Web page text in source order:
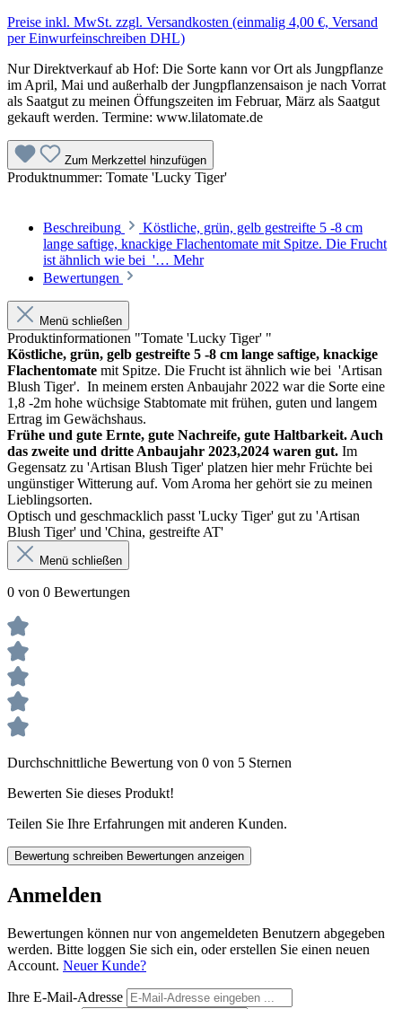
Preise inkl. MwSt. zzgl. Versandkosten (einmalig 4,00 €, Versand
per Einwurfeinschreiben DHL)
Nur Direktverkauf ab Hof: Die Sorte kann vor Ort als Jungpflanze
im April, Mai und außerhalb der Jungpflanzensaison je nach Vorrat
als Saatgut zu meinen Öffungszeiten im Februar, März als Saatgut
gekauft werden. Termine: www.lilatomate.de
Zum Merkzettel hinzufügen
Produktnummer: Tomate 'Lucky Tiger'
Beschreibung
Köstliche, grün, gelb gestreifte 5 -8 cm
lange saftige, knackige Flachentomate mit Spitze. Die Frucht
ist ähnlich wie bei '… Mehr
Bewertungen
Menü schließen
Produktinformationen "Tomate 'Lucky Tiger' "
Köstliche, grün, gelb gestreifte 5 -8 cm lange saftige, knackige
Flachentomate mit Spitze. Die Frucht ist ähnlich wie bei 'Artisan
Blush Tiger'. In meinem ersten Anbaujahr 2022 war die Sorte eine
1,8 -2m hohe wüchsige Stabtomate mit frühen, guten und langem
Ertrag im Gewächshaus.
Frühe und gute Ernte, gute Nachreife, gute Haltbarkeit. Auch
das zweite und dritte Anbaujahr 2023,2024 waren gut. Im
Gegensatz zu 'Artisan Blush Tiger' platzen hier mehr Früchte bei
ungünstiger Witterung auf. Vom Aroma her gehört sie zu meinen
Lieblingsorten.
Optisch und geschmacklich passt 'Lucky Tiger' gut zu 'Artisan
Blush Tiger' und 'China, gestreifte AT'
Menü schließen
0 von 0 Bewertungen
Durchschnittliche Bewertung von 0 von 5 Sternen
Bewerten Sie dieses Produkt!
Teilen Sie Ihre Erfahrungen mit anderen Kunden.
Bewertung schreiben Bewertungen anzeigen
Anmelden
Bewertungen können nur von angemeldeten Benutzern abgegeben
werden. Bitte loggen Sie sich ein, oder erstellen Sie einen neuen
Account. Neuer Kunde?
Ihre E-Mail-Adresse